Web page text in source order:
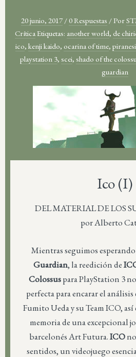
20 junio, 2017 /0 Respuestas /Por
CríticaEtiquetas: another world, de
ico, kenji kaido, ocarina of time, piranesi
playstation 3, scei, shado of the
guardian
Ico (I)
DEL MATERIAL DE LOS
por Alberto
Mientras seguimos
Guardian, la reedición de
Colossuspara PlayStation 3
perfecta para encarar el
Fumito Ueda y su Team ICO, así
memoria de una excepcional
barcelonés Art Futura.ICO
sentidos, un videojuego